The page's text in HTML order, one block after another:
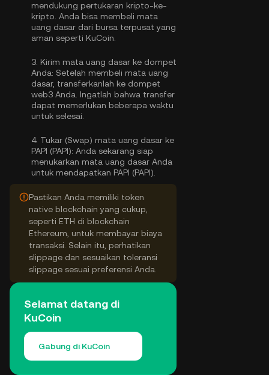
mendukung pertukaran kripto-ke-
kripto. Anda bisa membeli mata
uang dasar dari bursa terpusat yang
aman seperti KuCoin.
3. Kirim mata uang dasar ke dompet
Anda: Setelah membeli mata uang
dasar, transferkanlah ke dompet
web3 Anda. Ingatlah bahwa transfer
dapat memerlukan beberapa waktu
untuk selesai.
4. Tukar (Swap) mata uang dasar ke
PAPI (PAPI): Anda sekarang siap
menukarkan mata uang dasar Anda
untuk mendapatkan PAPI (PAPI).
Pastikan Anda memiliki token
native blockchain yang cukup,
seperti ETH di blockchain
Ethereum, untuk membayar biaya
transaksi. Selain itu, perhatikan
slippage dan sesuaikan toleransi
slippage sesuai preferensi Anda.
Selamat datang di
KuCoin
Gabung di KuCoin